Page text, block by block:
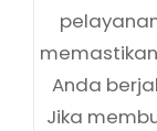
Anda
Jika